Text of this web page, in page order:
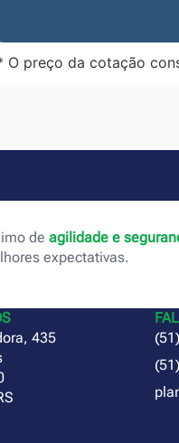
O preço da cotação
deagilidade e
expectativas.
435